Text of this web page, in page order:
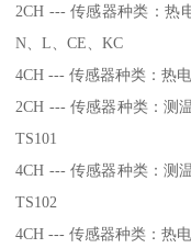
2CH --- 传感器种类：热
N、L、CE、KC
4CH --- 传感器种类：热
2CH --- 传感器种类：测
TS101
4CH --- 传感器种类：测
TS102
4CH --- 传感器种类：热